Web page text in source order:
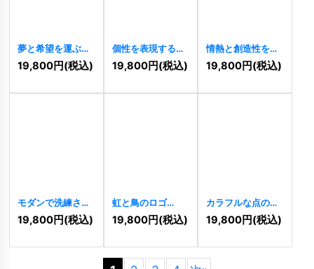
夢と希望を運ぶ、
雲と虹のロゴ
8458
19,800円(税込)
個性を表現する、
グラデーションが
美しいEDロゴ
19,800円(税込)
情熱と創造性を表
す、Fのロゴ
8434 ]
19,800円(税込)
モダンで洗練され
たSのロゴ[8429]
19,800円(税込)
虹と鳥のロゴ
[8413]
19,800円(税込)
カラフルな点のロ
ゴ 8246]
19,800円(税込)